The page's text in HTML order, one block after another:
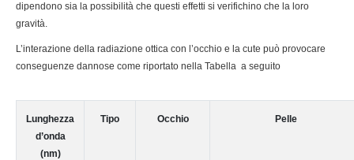
dipendono sia la possibilità che questi effetti si verifichino che la loro
gravità.
L’interazione della radiazione ottica con l’occhio e la cute può provocare
conseguenze dannose come riportato nella Tabella a seguito
Lunghezza
d’onda
(nm)
Tipo Occhio Pelle